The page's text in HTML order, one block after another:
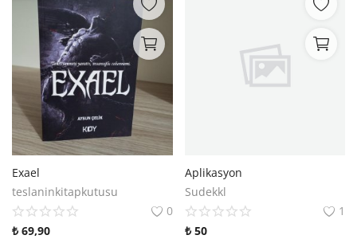
Exael
teslaninkitapkutusu
0
₺ 69,90
Aplikasyon
Sudekkl
1
₺50